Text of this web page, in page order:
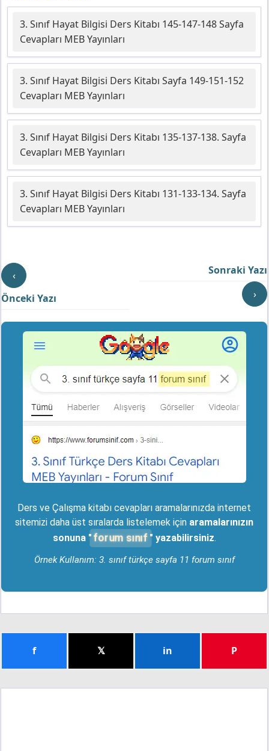
3. Sınıf Hayat Bilgisi Ders Kitabı 145-147-148 Sayfa
Cevapları MEB Yayınları
3. Sınıf Hayat Bilgisi Ders Kitabı Sayfa 149-151-152
Cevapları MEB Yayınları
3. Sınıf Hayat Bilgisi Ders Kitabı 135-137-138. Sayfa
Cevapları MEB Yayınları
3. Sınıf Hayat Bilgisi Ders Kitabı 131-133-134. Sayfa
Cevapları MEB Yayınları
‹
Önceki Yazı
Sonraki Yazı
›
Ders ve Çalışma kitabı cevapları aramalarınızda internet
sitemizi daha üst sıralarda listelemek için aramalarınızın
sonuna " forum sınıf " yazabilirsiniz.
Örnek Kullanım: 3. sınıf türkçe sayfa 11 forum sınıf
f 𝕏 in P